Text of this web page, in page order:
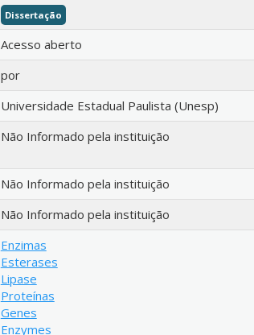
Dissertação
Acesso aberto
por
Universidade Estadual Paulista (Unesp)
Não Informado pela instituição
Não Informado pela instituição
Não Informado pela instituição
Enzimas
Esterases
Lipase
Proteínas
Genes
Enzymes